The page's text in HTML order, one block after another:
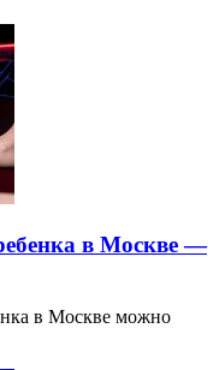
в Москве —
в Москве можно